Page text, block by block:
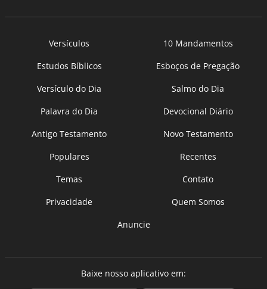
Versículos
10 Mandamentos
Estudos Bíblicos
Esboços de Pregação
Versículo do Dia
Salmo do Dia
Palavra do Dia
Devocional Diário
Antigo Testamento
Novo Testamento
Populares
Recentes
Temas
Contato
Privacidade
Quem Somos
Anuncie
Baixe nosso aplicativo em: